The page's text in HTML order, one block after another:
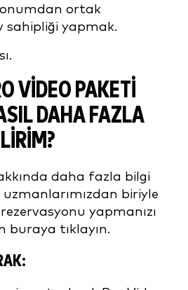
ortak
yapmak.
VIDEO PAKETI
DAHA FAZLA
daha fazla bilgi
biriyle
yapmanızı
buraya tıklayın.